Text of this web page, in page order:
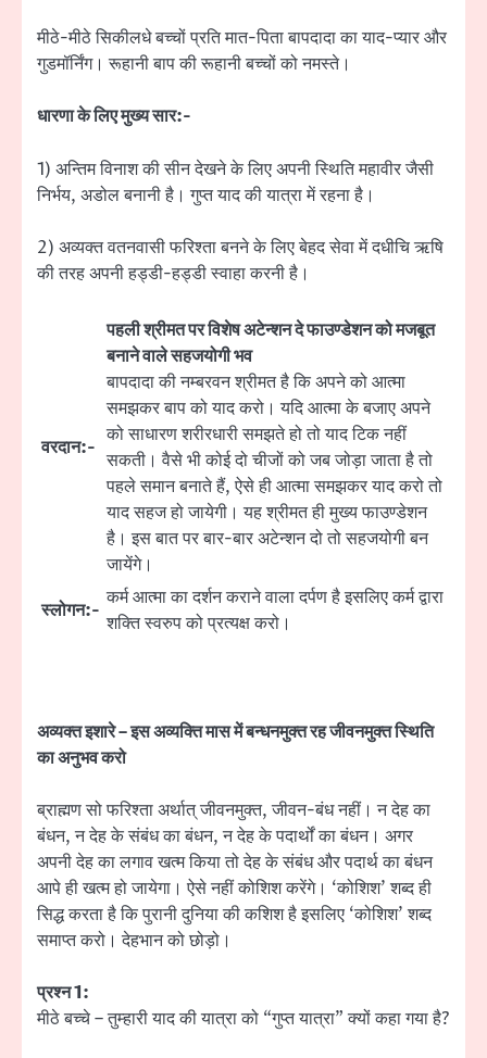
मीठे-मीठे सिकीलधे बच्चों प्रति मात-पिता बापदादा का याद-प्यार और
गुडमॉर्निंग। रूहानी बाप की रूहानी बच्चों को नमस्ते।
धारणा के लिए मुख्य सार:-
1) अन्तिम विनाश की सीन देखने के लिए अपनी स्थिति महावीर जैसी
निर्भय, अडोल बनानी है। गुप्त याद की यात्रा में रहना है।
2) अव्यक्त वतनवासी फरिश्ता बनने के लिए बेहद सेवा में दधीचि ऋषि
की तरह अपनी हड्डी-हड्डी स्वाहा करनी है।
वरदान:-
पहली श्रीमत पर विशेष अटेन्शन दे फाउण्डेशन को मजबूत
बनाने वाले सहजयोगी भव
बापदादा की नम्बरवन श्रीमत है कि अपने को आत्मा
समझकर बाप को याद करो। यदि आत्मा के बजाए अपने
को साधारण शरीरधारी समझते हो तो याद टिक नहीं
सकती। वैसे भी कोई दो चीजों को जब जोड़ा जाता है तो
पहले समान बनाते हैं, ऐसे ही आत्मा समझकर याद करो तो
याद सहज हो जायेगी। यह श्रीमत ही मुख्य फाउण्डेशन
है। इस बात पर बार-बार अटेन्शन दो तो सहजयोगी बन
जायेंगे।
स्लोगन:-
कर्म आत्मा का दर्शन कराने वाला दर्पण है इसलिए कर्म द्वारा
शक्ति स्वरुप को प्रत्यक्ष करो।
अव्यक्त इशारे – इस अव्यक्ति मास में बन्धनमुक्त रह जीवनमुक्त स्थिति
का अनुभव करो
ब्राह्मण सो फरिश्ता अर्थात् जीवनमुक्त, जीवन-बंध नहीं। न देह का
बंधन, न देह के संबंध का बंधन, न देह के पदार्थों का बंधन। अगर
अपनी देह का लगाव खत्म किया तो देह के संबंध और पदार्थ का बंधन
आपे ही खत्म हो जायेगा। ऐसे नहीं कोशिश करेंगे। ‘कोशिश’ शब्द ही
सिद्ध करता है कि पुरानी दुनिया की कशिश है इसलिए ‘कोशिश’ शब्द
समाप्त करो। देहभान को छोड़ो।
प्रश्न 1:
मीठे बच्चे – तुम्हारी याद की यात्रा को “गुप्त यात्रा” क्यों कहा गया है?